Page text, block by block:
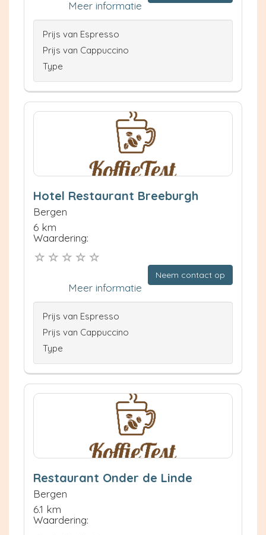
Meer informatie
Prijs van Espresso
Prijs van Cappuccino
Type
Hotel Restaurant Breeburgh
Bergen
6 km
Waardering:
Neem contact op
Meer informatie
Prijs van Espresso
Prijs van Cappuccino
Type
Restaurant Onder de Linde
Bergen
6.1 km
Waardering: